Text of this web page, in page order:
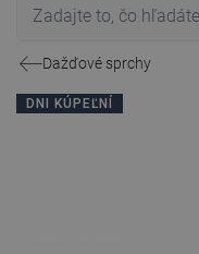
Dažďové sprchy
DNI KÚPEĽNÍ